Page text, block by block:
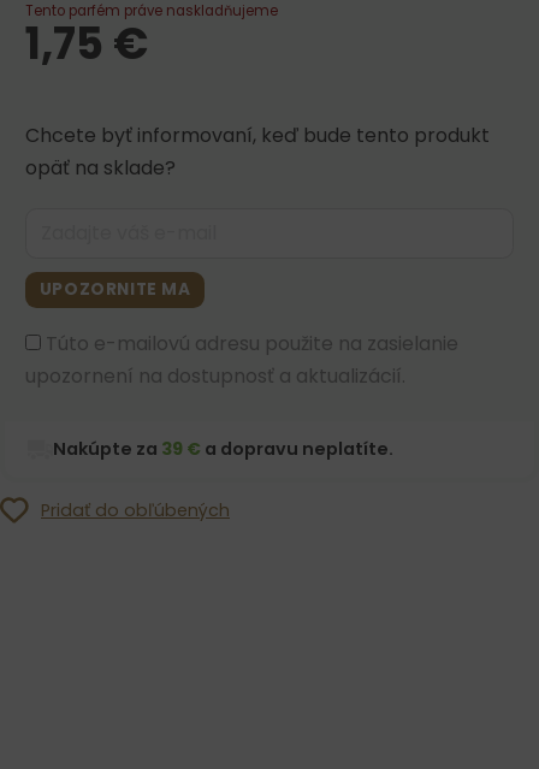
Tento parfém práve naskladňujeme
1,75 €
Chcete byť informovaní, keď bude tento produkt
opäť na sklade?
UPOZORNITE MA
Túto e-mailovú adresu použite na zasielanie
upozornení na dostupnosť a aktualizácií.
Nakúpte za 39 € a dopravu neplatíte.
Pridať do obľúbených